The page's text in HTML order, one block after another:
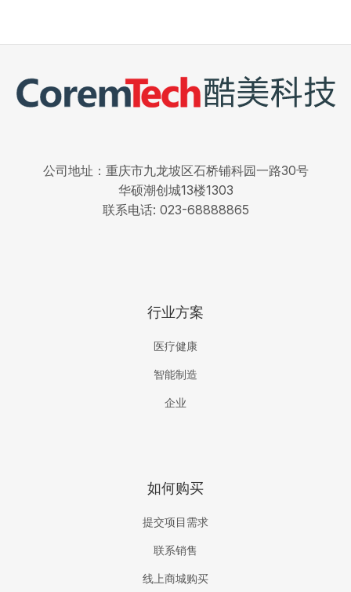
公司地址：重庆市九龙坡区石桥铺科园一路30号
华硕潮创城13楼1303
联系电话: 023-68888865
行业方案
医疗健康
智能制造
企业
如何购买
提交项目需求
联系销售
线上商城购买